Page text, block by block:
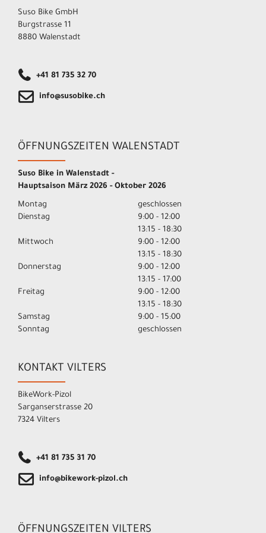
Suso Bike GmbH
Burgstrasse 11
8880 Walenstadt
+41 81 735 32 70
info@susobike.ch
ÖFFNUNGSZEITEN WALENSTADT
Suso Bike in Walenstadt -
Hauptsaison März 2026 - Oktober 2026
Montag
geschlossen
Dienstag
9:00 - 12:00
13:15 - 18:30
Mittwoch
9:00 - 12:00
13:15 - 18:30
Donnerstag
9:00 - 12:00
13:15 - 17:00
Freitag
9:00 - 12:00
13:15 - 18:30
Samstag
9:00 - 15:00
Sonntag
geschlossen
KONTAKT VILTERS
BikeWork-Pizol
Sarganserstrasse 20
7324 Vilters
+41 81 735 31 70
info@bikework-pizol.ch
ÖFFNUNGSZEITEN VILTERS